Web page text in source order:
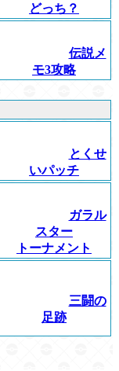
どっち？
伝説メ
モ3攻略
とくせ
いパッチ
ガラル
スター
トーナメント
三闘の
足跡